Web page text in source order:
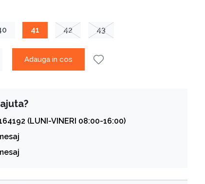
41 42 43
Adauga in cos
(LUNI-VINERI 08:00-16:00)